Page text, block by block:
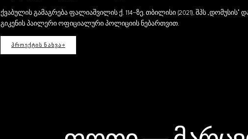
ქვაბულის გამაგრება ფალიაშვილის ქ. 114-ზე, თბილისი (2021), შპს „დომუსის"
გიკენის პაილერი ოფიციალური პოლიციის ნებართვით.
ᲞᲠᲝᲔᲥᲢᲘᲡ ᲜᲐᲮᲕᲐ→